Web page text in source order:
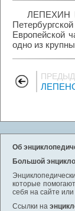
ЛЕПЕХИН
Европейской
одно из
Об
Большой
которые
себя на сайте или
Ссылки на